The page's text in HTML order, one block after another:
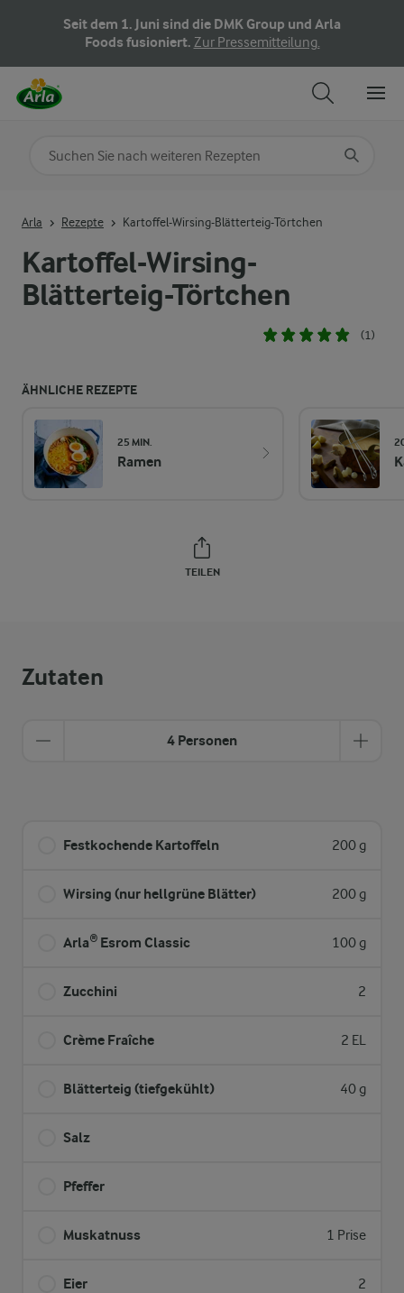
Seit dem 1. Juni sind die DMK Group und Arla
Foods fusioniert. Zur Pressemitteilung.
Kartoffel-Wirsing-
Blätterteig-Törtchen
(1)
ÄHNLICHE REZEPTE
25 MIN.
Ramen
TEILEN
Arla Rezepte Kartoffel-Wirsing-Blätterteig-Törtchen
Zutaten
4 Personen
Festkochende Kartoffeln 200 g
Wirsing (nur hellgrüne Blätter) 200 g
Arla® Esrom Classic 100 g
Zucchini 2
Crème Fraîche 2 EL
Blätterteig (tiefgekühlt) 40 g
Salz
Pfeffer
Muskatnuss 1 Prise
Eier 2
Nach Kategorie suchen